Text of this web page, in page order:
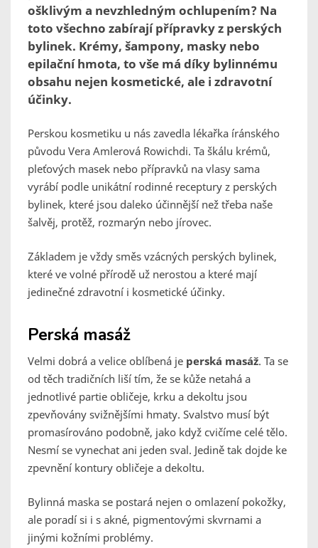
ošklivým a nevzhledným ochlupením? Na
toto všechno zabírají přípravky z perských
bylinek. Krémy, šampony, masky nebo
epilační hmota, to vše má díky bylinnému
obsahu nejen kosmetické, ale i zdravotní
účinky.
Perskou kosmetiku u nás zavedla lékařka íránského
původu Vera Amlerová Rowichdi. Ta škálu krémů,
pleťových masek nebo přípravků na vlasy sama
vyrábí podle unikátní rodinné receptury z perských
bylinek, které jsou daleko účinnější než třeba naše
šalvěj, protěž, rozmarýn nebo jírovec.
Základem je vždy směs vzácných perských bylinek,
které ve volné přírodě už nerostou a které mají
jedinečné zdravotní i kosmetické účinky.
Perská masáž
Velmi dobrá a velice oblíbená je perská masáž. Ta se
od těch tradičních liší tím, že se kůže netahá a
jednotlivé partie obličeje, krku a dekoltu jsou
zpevňovány svižnějšími hmaty. Svalstvo musí být
promasírováno podobně, jako když cvičíme celé tělo.
Nesmí se vynechat ani jeden sval. Jedině tak dojde ke
zpevnění kontury obličeje a dekoltu.
Bylinná maska se postará nejen o omlazení pokožky,
ale poradí si i s akné, pigmentovými skvrnami a
jinými kožními problémy.